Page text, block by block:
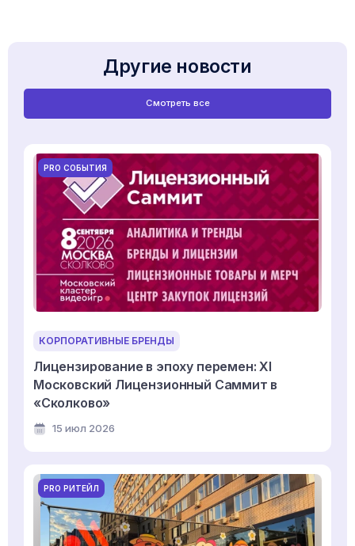
Другие новости
Смотреть все
PRO СОБЫТИЯ
КОРПОРАТИВНЫЕ БРЕНДЫ
Лицензирование в эпоху перемен: XI
Московский Лицензионный Саммит в
«Сколково»
15 июл 2026
PRO РИТЕЙЛ